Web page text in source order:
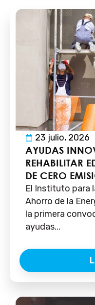
23 julio, 2026
AYUDAS
REHABILITAR
DE CERO
El Instituto para
Ahorro de la
la primera
ayudas...